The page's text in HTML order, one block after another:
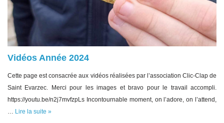
Vidéos Année 2024
Cette page est consacrée aux vidéos réalisées par l’association Clic-Clap de
Saint Evarzec. Merci pour les images et bravo pour le travail accompli.
https://youtu.be/n2j7mvfzpLs Incontournable moment, on l’adore, on l’attend,
Lire la suite »